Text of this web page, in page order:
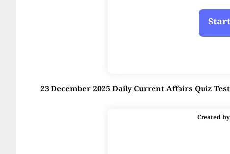
23 December 2025 Daily Current Affairs Quiz Test
Created by